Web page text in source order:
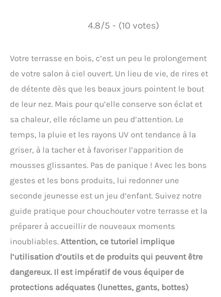
4.8/5 - (10 votes)
Votre terrasse en bois, c’est un peu le prolongement
de votre salon à ciel ouvert. Un lieu de vie, de rires et
de détente dès que les beaux jours pointent le bout
de leur nez. Mais pour qu’elle conserve son éclat et
sa chaleur, elle réclame un peu d’attention. Le
temps, la pluie et les rayons UV ont tendance à la
griser, à la tacher et à favoriser l’apparition de
mousses glissantes. Pas de panique ! Avec les bons
gestes et les bons produits, lui redonner une
seconde jeunesse est un jeu d’enfant. Suivez notre
guide pratique pour chouchouter votre terrasse et la
préparer à accueillir de nouveaux moments
inoubliables. Attention, ce tutoriel implique
l’utilisation d’outils et de produits qui peuvent être
dangereux. Il est impératif de vous équiper de
protections adéquates (lunettes, gants, bottes)